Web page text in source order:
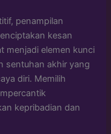
penampilan
kesan
menjadi elemen kunci
sentuhan akhir yang
diri. Memilih
kepribadian dan